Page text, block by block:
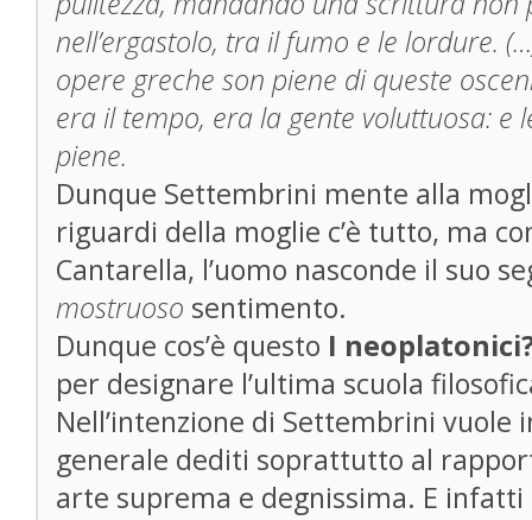
nell’ergastolo, tra il fumo e le lordure.
opere greche son piene di queste
era il tempo, era la gente voluttuosa: e
piene.
Dunque Settembrini mente alla
riguardi della moglie c’è tutto, ma
Cantarella, l’uomo nasconde il suo
mostruoso sentimento.
Dunque cos’è questo I
per designare l’ultima scuola
Nell’intenzione di Settembrini vuole
generale dediti soprattutto al
arte suprema e degnissima. E